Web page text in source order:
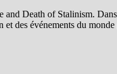
Death of Stalinism.
des événements du